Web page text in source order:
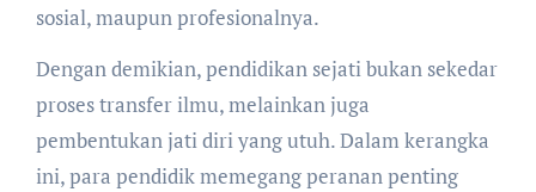
sosial, maupun profesionalnya.
Dengan demikian, pendidikan sejati bukan sekedar
proses transfer ilmu, melainkan juga
pembentukan jati diri yang utuh. Dalam kerangka
ini, para pendidik memegang peranan penting